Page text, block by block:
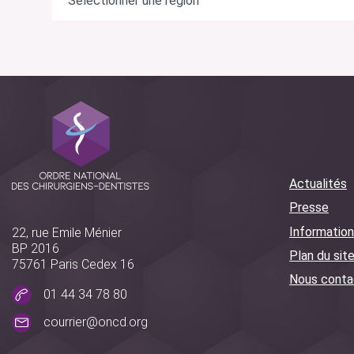
22, rue Emile Ménier
BP 2016
75761 Paris Cedex 16
01 44 34 78 80
courrier@oncd.org
Actualités
Presse
Plan du site
Nous